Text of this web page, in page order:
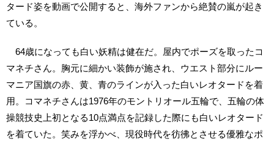
タード姿を動画で公開すると、海外ファンから絶賛の嵐が起き
ている。
64歳になっても白い妖精は健在だ。屋内でポーズを取ったコ
マネチさん。胸元に細かい装飾が施され、ウエスト部分にルー
マニア国旗の赤、黄、青のラインが入った白いレオタードを着
用。コマネチさんは1976年のモントリオール五輪で、五輪の体
操競技史上初となる10点満点を記録した際にも白いレオタード
を着ていた。笑みを浮かべ、現役時代を彷彿とさせる優雅なポ